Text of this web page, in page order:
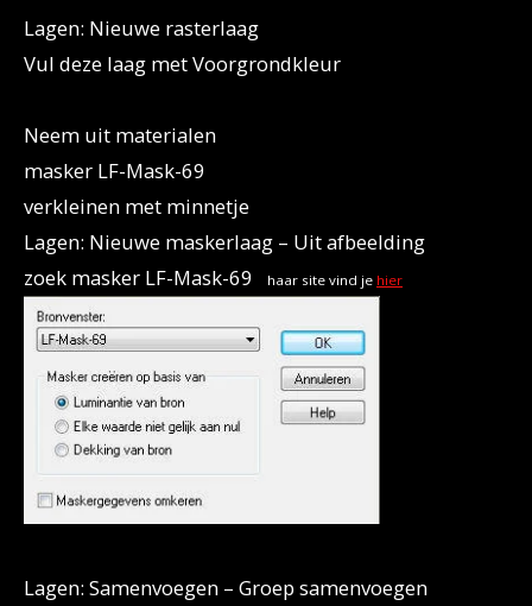
Lagen: Nieuwe rasterlaag
Vul deze laag met Voorgrondkleur
Neem uit materialen
masker LF-Mask-69
verkleinen met minnetje
Lagen: Nieuwe maskerlaag – Uit afbeelding
zoek masker LF-Mask-69
haar site vind je hier
Lagen: Samenvoegen – Groep samenvoegen